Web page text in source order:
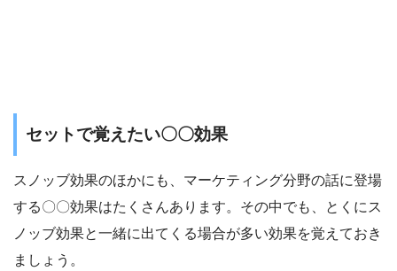
セットで覚えたい〇〇効果
スノッブ効果のほかにも、マーケティング分野の話に登場
する〇〇効果はたくさんあります。その中でも、とくにス
ノッブ効果と一緒に出てくる場合が多い効果を覚えておき
ましょう。